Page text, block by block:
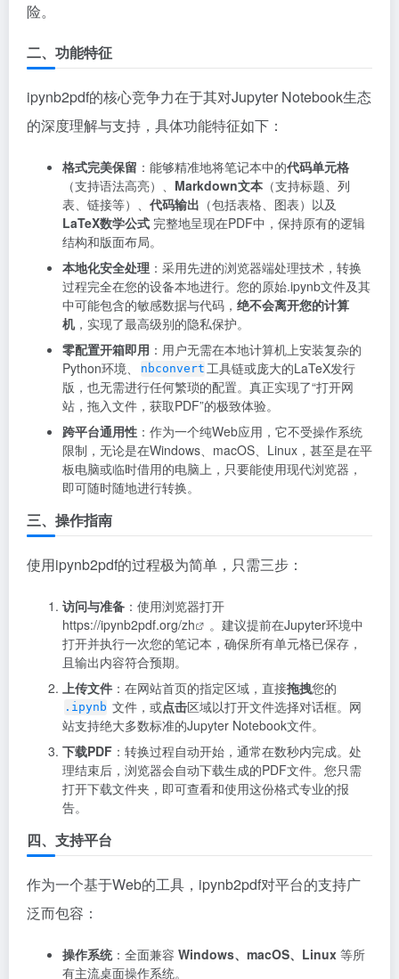
险。
二、功能特征
ipynb2pdf的核心竞争力在于其对Jupyter Notebook生态
的深度理解与支持，具体功能特征如下：
格式完美保留 ：能够精准地将笔记本中的代码单元格
（支持语法高亮）、 Markdown文本 （支持标题、列
表、链接等）、 代码输出 （包括表格、图表）以及
LaTeX数学公式 完整地呈现在PDF中，保持原有的逻辑
结构和版面布局。
本地化安全处理 ：采用先进的浏览器端处理技术，转换
过程完全在您的设备本地进行。您的原始.ipynb文件及其
中可能包含的敏感数据与代码， 绝不会离开您的计算
机，实现了最高级别的隐私保护。
零配置开箱即用 ：用户无需在本地计算机上安装复杂的
Python环境、
nbconvert 工具链或庞大的LaTeX发行
版，也无需进行任何繁琐的配置。真正实现了“打开网
站，拖入文件，获取PDF”的极致体验。
跨平台通用性 ：作为一个纯Web应用，它不受操作系统
限制，无论是在Windows、macOS、Linux，甚至是在平
板电脑或临时借用的电脑上，只要能使用现代浏览器，
即可随时随地进行转换。
三、操作指南
使用ipynb2pdf的过程极为简单，只需三步：
访问与准备 ：使用浏览器打开
https://ipynb2pdf.org/zh
。建议提前在Jupyter环境中
打开并执行一次您的笔记本，确保所有单元格已保存，
且输出内容符合预期。
上传文件 ：在网站首页的指定区域，直接拖拽您的
.ipynb 文件，或点击区域以打开文件选择对话框。网
站支持绝大多数标准的Jupyter Notebook文件。
下载PDF ：转换过程自动开始，通常在数秒内完成。处
理结束后，浏览器会自动下载生成的PDF文件。您只需
打开下载文件夹，即可查看和使用这份格式专业的报
告。
四、支持平台
作为一个基于Web的工具，ipynb2pdf对平台的支持广
泛而包容：
操作系统：全面兼容 Windows、macOS、Linux 等所
有主流桌面操作系统。